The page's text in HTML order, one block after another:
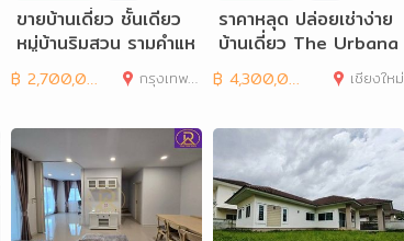
ขายบ้านเดี่ยว ชั้นเดียว
หมู่บ้านริมสวน รามคำแห
ง 148 หลังริม
฿ 2,700,000 กรุงเทพมหานคร
ราคาหลุด ปล่อยเช่าง่าย
บ้านเดี่ยว The Urbana
1
฿ 4,300,000 เชียงใหม่